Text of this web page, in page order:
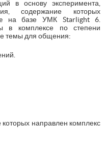
в основу эксперимента,
содержание которых
на базе УМК Starlight 6.
в комплексе по степени
темы для общения:
которых направлен комплекс